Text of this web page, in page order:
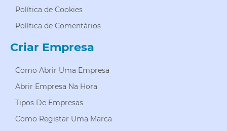
Política de Cookies
Política de Comentários
Criar Empresa
Como Abrir Uma Empresa
Abrir Empresa Na Hora
Tipos De Empresas
Como Registar Uma Marca